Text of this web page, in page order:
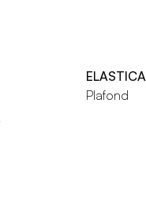
ELASTICA
Plafond